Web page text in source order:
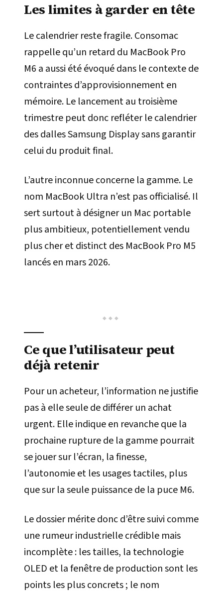
Les limites à garder en tête
Le calendrier reste fragile. Consomac
rappelle qu’un retard du MacBook Pro
M6 a aussi été évoqué dans le contexte de
contraintes d’approvisionnement en
mémoire. Le lancement au troisième
trimestre peut donc refléter le calendrier
des dalles Samsung Display sans garantir
celui du produit final.
L’autre inconnue concerne la gamme. Le
nom MacBook Ultra n’est pas officialisé. Il
sert surtout à désigner un Mac portable
plus ambitieux, potentiellement vendu
plus cher et distinct des MacBook Pro M5
lancés en mars 2026.
Ce que l’utilisateur peut
déjà retenir
Pour un acheteur, l’information ne justifie
pas à elle seule de différer un achat
urgent. Elle indique en revanche que la
prochaine rupture de la gamme pourrait
se jouer sur l’écran, la finesse,
l’autonomie et les usages tactiles, plus
que sur la seule puissance de la puce M6.
Le dossier mérite donc d’être suivi comme
une rumeur industrielle crédible mais
incomplète : les tailles, la technologie
OLED et la fenêtre de production sont les
points les plus concrets ; le nom